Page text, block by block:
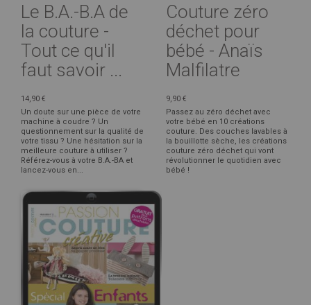
Le B.A.-B.A de
la couture -
Tout ce qu'il
faut savoir ...
14,90 €
Un doute sur une pièce de votre
machine à coudre ? Un
questionnement sur la qualité de
votre tissu ? Une hésitation sur la
meilleure couture à utiliser ?
Référez-vous à votre B.A.-BA et
lancez-vous en...
Couture zéro
déchet pour
bébé - Anaïs
Malfilatre
9,90 €
Passez au zéro déchet avec
votre bébé en 10 créations
couture. Des couches lavables à
la bouillotte sèche, les créations
couture zéro déchet qui vont
révolutionner le quotidien avec
bébé !